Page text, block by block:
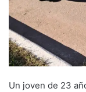
Un joven de 23